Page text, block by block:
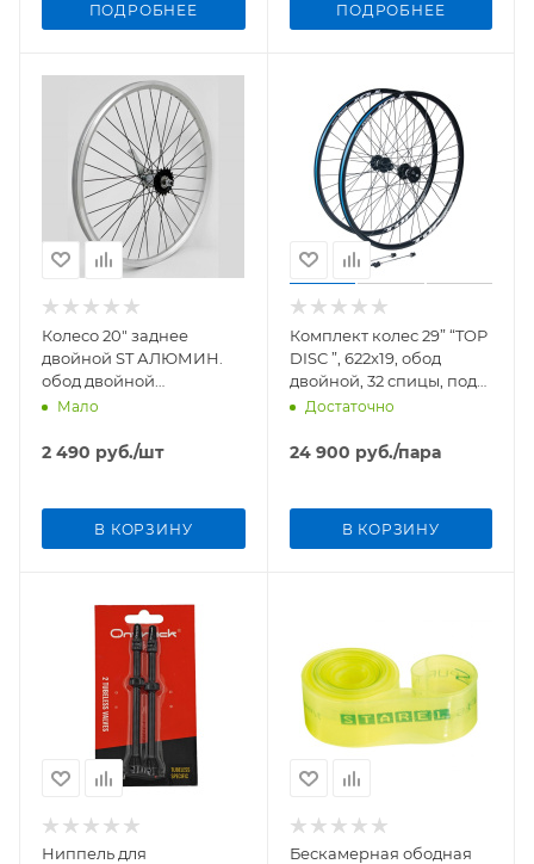
ПОДРОБНЕЕ ПОДРОБНЕЕ
Колесо 20" заднее
двойной ST АЛЮМИН.
обод двойной
УСИЛЕННЫЙ на 305
Мало
2 490 руб./шт
В КОРЗИНУ
Комплект колес 29” “TOP
DISC ”, 622x19, обод
двойной, 32 спицы, под
эксцентрик, под
Достаточно
24 900 руб./пара
В КОРЗИНУ
Ниппель для
Бескамерная ободная